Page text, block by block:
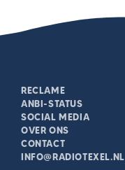
RECLAME
ANBI-STATUS
SOCIAL MEDIA
OVER ONS
CONTACT
INFO@RADIOTEXEL.NL